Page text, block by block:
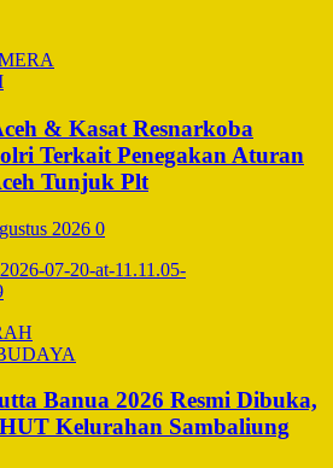
& Kasat Resnarkoba
Terkait Penegakan Aturan
Tunjuk Plt
2026 0
Banua 2026 Resmi Dibuka,
Kelurahan Sambaliung